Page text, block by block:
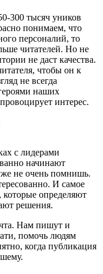
300 тысяч уников
понимаем, что
персоналий, то
читателей. Но не
не даст качества.
чтобы он к
не всегда
наших
интерес.
с лидерами
начинают
не очень помнишь.
И самое
определяют
решения.
Нам пишут и
помочь людям
когда публикация